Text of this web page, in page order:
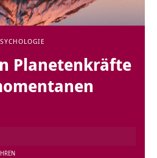
Planetenkräfte